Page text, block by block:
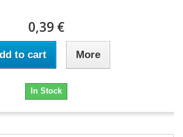
0,39 €
to cart More
In Stock